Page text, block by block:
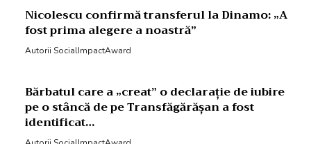
Nicolescu confirmă transferul la Dinamo: „A
fost prima alegere a noastră”
Autorii SocialImpactAward
Bărbatul care a „creat” o declarație de iubire
pe o stâncă de pe Transfăgărășan a fost
identificat…